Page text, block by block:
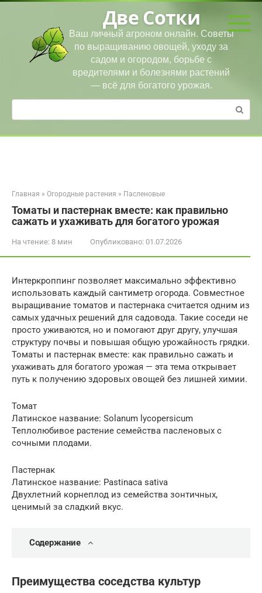
Перейти
Две Сотки
Ваш личный агроном онлайн. Советы
по выращиванию овощей, уходу за
садом и огородом, борьбе с
вредителями и болезнями растений
— всё для богатого урожая.
Поиск:
Главная » Огородные растения » Пасленовые
Томаты и пастернак вместе: как правильно
сажать и ухаживать для богатого урожая
На чтение: 8 мин Опубликовано: 01.07.2026
Интеркроппинг позволяет максимально эффективно
использовать каждый сантиметр огорода. Совместное
выращивание томатов и пастернака считается одним из
самых удачных решений для садовода. Такие соседи не
просто уживаются, но и помогают друг другу, улучшая
структуру почвы и повышая общую урожайность грядки.
Томаты и пастернак вместе: как правильно сажать и
ухаживать для богатого урожая — эта тема открывает
путь к получению здоровых овощей без лишней химии.
Томат
Латинское название: Solanum lycopersicum
Теплолюбивое растение семейства пасленовых с
сочными плодами.
Пастернак
Латинское название: Pastinaca sativa
Двухлетний корнеплод из семейства зонтичных,
ценимый за сладкий вкус.
Содержание
Преимущества соседства культур